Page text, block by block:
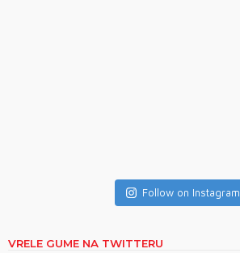
Follow on Instagram
VRELE GUME NA TWITTERU